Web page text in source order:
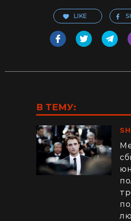
LIKE
В ТЕМУ: